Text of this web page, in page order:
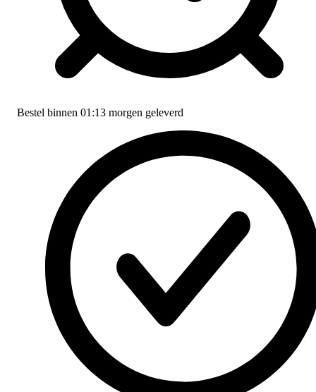
Bestel binnen 01:13 morgen geleverd